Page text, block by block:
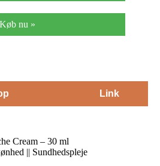
Køb nu »
Link
Cream – 30 ml
|| Sundhedspleje